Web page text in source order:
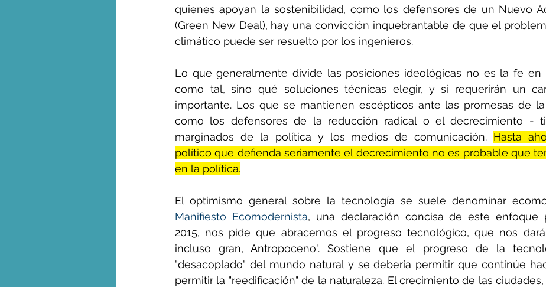
quienes apoyan la sostenibilidad, como los defensores de un Nuevo
(Green New Deal), hay una convicción inquebrantable de que el
climático puede ser resuelto por los ingenieros.
Lo que generalmente divide las posiciones ideológicas no es la fe en
como tal, sino qué soluciones técnicas elegir, y si requerirán un
importante. Los que se mantienen escépticos ante las promesas de
como los defensores de la reducción radical o el decrecimiento -
marginados de la política y los medios de comunicación. Hasta
político que defienda seriamente el decrecimiento no es probable que
en la política.
El optimismo general sobre la tecnología se suele denominar
Manifiesto Ecomodernista, una declaración concisa de este enfoque
2015, nos pide que abracemos el progreso tecnológico, que nos
incluso gran, Antropoceno". Sostiene que el progreso de la
"desacoplado" del mundo natural y se debería permitir que continúe
permitir la "reedificación" de la naturaleza. El crecimiento de las